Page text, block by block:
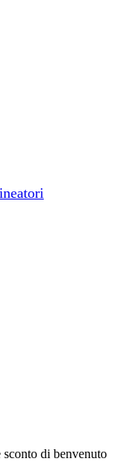
di benvenuto